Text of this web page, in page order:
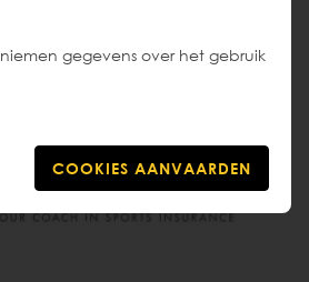
gegevens over het gebruik